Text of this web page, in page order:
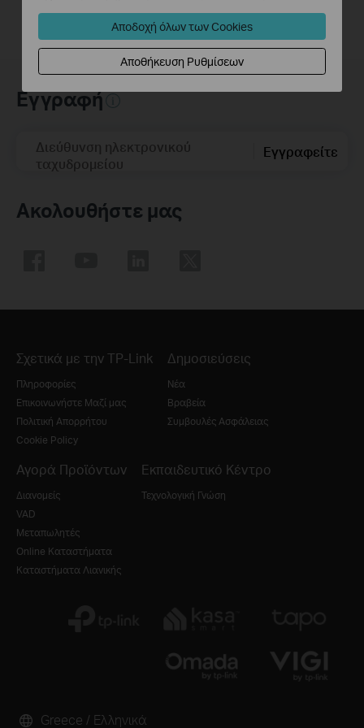
Εγγραφή
Διεύθυνση ηλεκτρονικού
ταχυδρομείου
Εγγραφείτε
Ακολουθήστε μας
Σχετικά με την TP-Link
Πληροφορίες
Επικοινωνήστε Μαζί μας
Πολιτική Απορρήτου
Cookie Policy
Δημοσιεύσεις
Νέα
Βραβεία
Συμβουλές Ασφάλειας
Αγορά Προϊόντων
Διανομείς
VAD
Μεταπωλητές
Online Καταστήματα
Καταστήματα Λιανικής
Εκπαιδευτικό Κέντρο
Τεχνολογική Γνώση
Greece / Ελληνικά
Αποδοχή όλων των Cookies
Αποθήκευση Ρυθμίσεων